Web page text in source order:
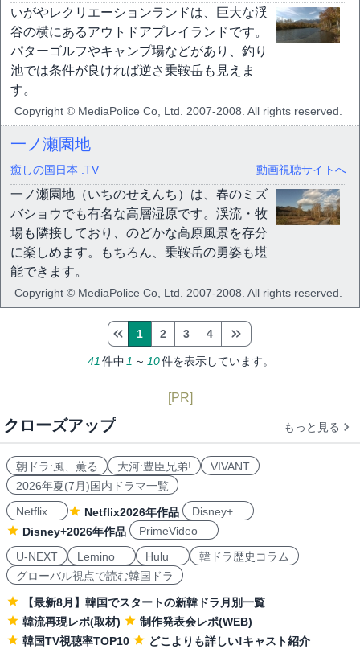
いがやレクリエーションランドは、巨大な渓
谷の横にあるアウトドアプレイランドです。
パターゴルフやキャンプ場などがあり、釣り
池では条件が良ければ逆さ乗鞍岳も見えま
す。
Copyright © MediaPolice Co, Ltd. 2007-2008. All rights reserved.
一ノ瀬園地
癒しの国日本 .TV 動画視聴サイトへ
一ノ瀬園地（いちのせえんち）は、春のミズ
バショウでも有名な高層湿原です。渓流・牧
場も隣接しており、のどかな高原風景を存分
に楽しめます。もちろん、乗鞍岳の勇姿も堪
能できます。
Copyright © MediaPolice Co, Ltd. 2007-2008. All rights reserved.
41 件中 1 ～ 10件を表示しています。
1 2 3 4
[PR]
クローズアップ もっと見る
朝ドラ:風、薫る 大河:豊臣兄弟!
VIVANT
2026年夏(7月)国内ドラマ一覧
Netflix
Netflix2026年作品
Disney+
Disney+2026年作品
PrimeVideo
U-NEXT
Lemino Hulu
韓ドラ歴史コラム
グローバル視点で読む韓国ドラ
【最新8月】韓国でスタートの新韓ドラ月別一覧
韓流再現レポ(取材)
制作発表会レポ(WEB)
韓国TV視聴率TOP10
どこよりも詳しい!キャスト紹介